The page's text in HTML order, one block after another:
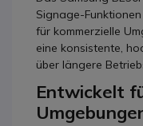
Signage-
für kommerzielle
eine konsistente,
über längere
Entwickelt